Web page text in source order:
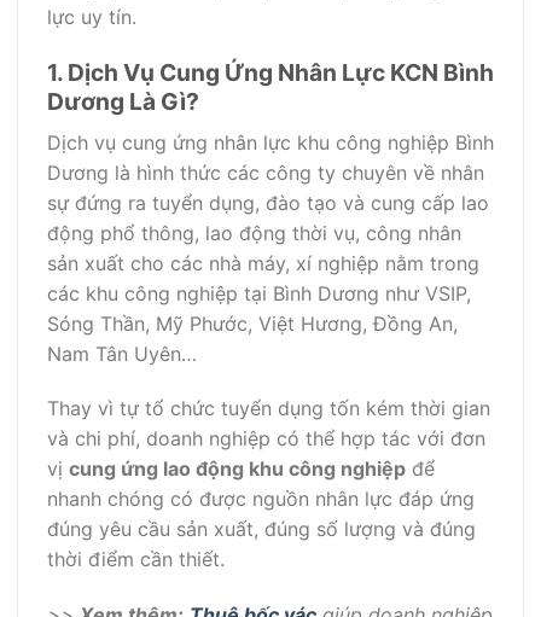
lực uy tín.
1. Dịch Vụ Cung Ứng Nhân Lực KCN Bình
Dương Là Gì?
Dịch vụ cung ứng nhân lực khu công nghiệp Bình
Dương là hình thức các công ty chuyên về nhân
sự đứng ra tuyển dụng, đào tạo và cung cấp lao
động phổ thông, lao động thời vụ, công nhân
sản xuất cho các nhà máy, xí nghiệp nằm trong
các khu công nghiệp tại Bình Dương như VSIP,
Sóng Thần, Mỹ Phước, Việt Hương, Đồng An,
Nam Tân Uyên…
Thay vì tự tổ chức tuyển dụng tốn kém thời gian
và chi phí, doanh nghiệp có thể hợp tác với đơn
vị cung ứng lao động khu công nghiệp để
nhanh chóng có được nguồn nhân lực đáp ứng
đúng yêu cầu sản xuất, đúng số lượng và đúng
thời điểm cần thiết.